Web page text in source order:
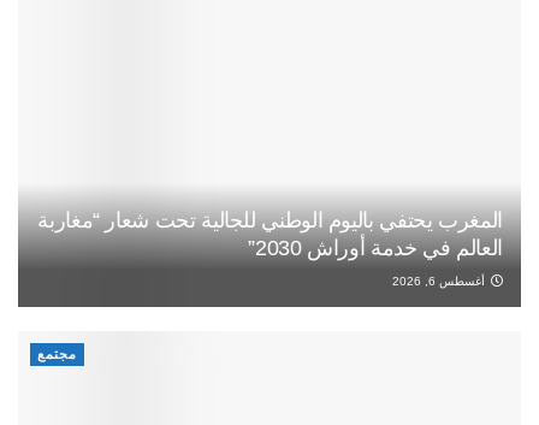
المغرب يحتفي باليوم الوطني للجالية تحت شعار “مغاربة
العالم في خدمة أوراش 2030”
أغسطس 6, 2026
مجتمع